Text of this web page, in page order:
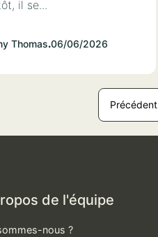
il se...
Thomas.06/06/2026
Précédent
de l'équipe
nous ?